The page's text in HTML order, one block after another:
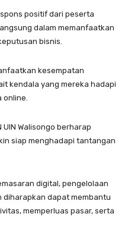
positif dari peserta
dalam memanfaatkan
bisnis.
kesempatan
kendala yang mereka hadapi
online.
UIN Walisongo berharap
siap menghadapi tantangan
digital, pengelolaan
diharapkan dapat membantu
memperluas pasar, serta